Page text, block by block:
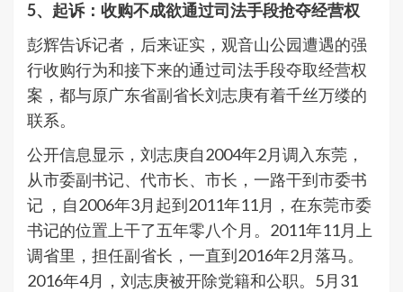
5、起诉：收购不成欲通过司法手段抢夺经营权
彭辉告诉记者，后来证实，观音山公园遭遇的强
行收购行为和接下来的通过司法手段夺取经营权
案，都与原广东省副省长刘志庚有着千丝万缕的
联系。
公开信息显示，刘志庚自2004年2月调入东莞，
从市委副书记、代市长、市长，一路干到市委书
记 ，自2006年3月起到2011年11月，在东莞市委
书记的位置上干了五年零八个月。2011年11月上
调省里，担任副省长，一直到2016年2月落马。
2016年4月，刘志庚被开除党籍和公职。5月31